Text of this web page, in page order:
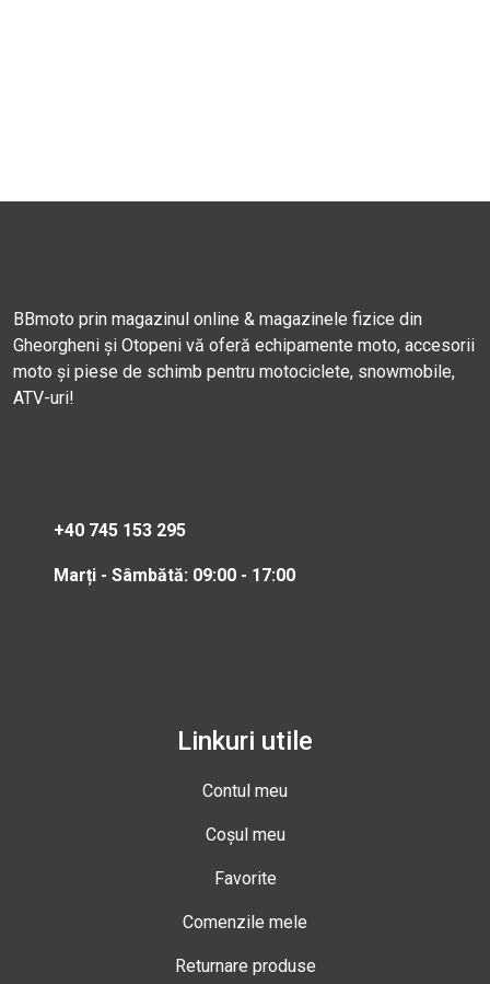
BBmoto prin magazinul online & magazinele fizice din
Gheorgheni și Otopeni vă oferă echipamente moto, accesorii
moto și piese de schimb pentru motociclete, snowmobile,
ATV-uri!
+40 745 153 295
Marți - Sâmbătă: 09:00 - 17:00
Linkuri utile
Contul meu
Coșul meu
Favorite
Comenzile mele
Returnare produse